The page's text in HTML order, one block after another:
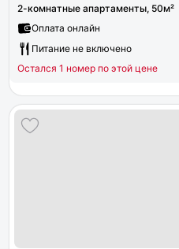
2-комнатные апартаменты, 50м²
Оплата онлайн
Питание не включено
Остался 1 номер по этой цене